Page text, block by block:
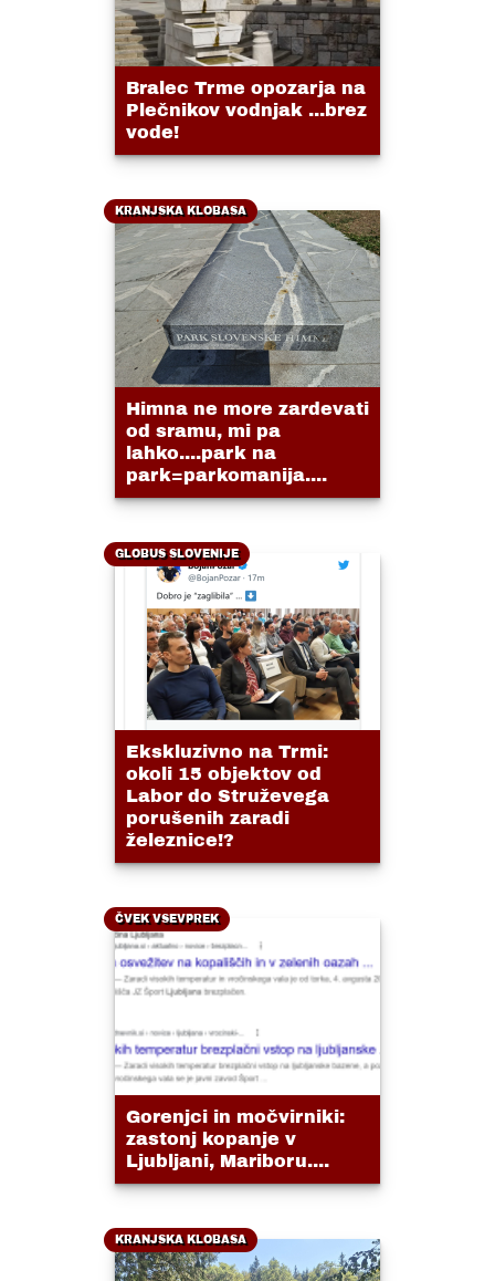
Bralec Trme opozarja na
Plečnikov vodnjak ...brez
vode!
KRANJSKA KLOBASA
Himna ne more zardevati
od sramu, mi pa
lahko....park na
park=parkomanija....
GLOBUS SLOVENIJE
Ekskluzivno na Trmi:
okoli 15 objektov od
Labor do Struževega
porušenih zaradi
železnice!?
ČVEK VSEVPREK
Gorenjci in močvirniki:
zastonj kopanje v
Ljubljani, Mariboru....
KRANJSKA KLOBASA